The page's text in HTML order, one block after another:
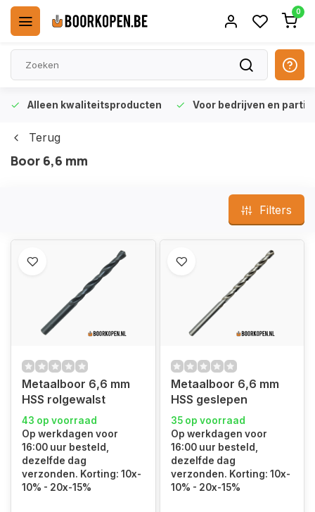
0
Alleen kwaliteitsproducten Voor bedrijven en
Terug
Boor 6,6 mm
Filters
Metaalboor 6,6 mm
HSS rolgewalst
43 op voorraad
Op werkdagen voor
16:00 uur besteld,
dezelfde dag
verzonden. Korting: 10x-
10% - 20x-15%
Metaalboor 6,6 mm
HSS geslepen
35 op voorraad
Op werkdagen voor
16:00 uur besteld,
dezelfde dag
verzonden. Korting: 10x-
10% - 20x-15%